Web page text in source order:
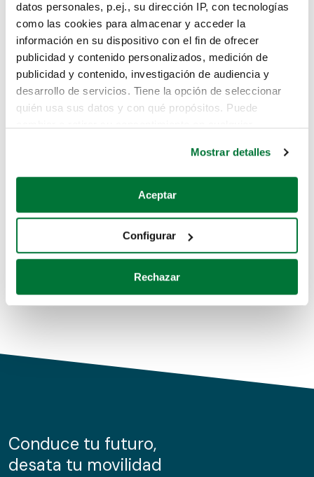
datos personales, p.ej., su dirección IP, con tecnologías
como las cookies para almacenar y acceder la
información en su dispositivo con el fin de ofrecer
publicidad y contenido personalizados, medición de
publicidad y contenido, investigación de audiencia y
desarrollo de servicios. Tiene la opción de seleccionar
quién usa sus datos y con qué propósitos. Puede
Si lo permite, también quisiéramos:
Recopilar información sobre su ubicación geográfica
Identificar su dispositivo analizándolo activamente
para buscar características específicas (huellas
Obtenga más información sobre cómo se procesan sus
de cookies.
información sobre el uso que haga del sitio web con
nuestros partners de redes sociales, publicidad y análisis
Mostrar detalles
Aceptar
Configurar
Rechazar
Lo sentimos, no sabemos como
te hemos traido hasta aquí.
Pero puedes encontrar el coche que estás
buscando en alguno de estos enlaces:
Coches de segunda mano
Coches de km0
Conduce tu futuro,
desata tu movilidad